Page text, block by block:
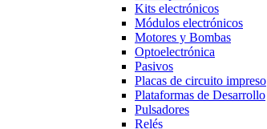
Kits electrónicos
Módulos electrónicos
Motores y Bombas
Optoelectrónica
Pasivos
Placas de circuito impreso
Plataformas de Desarrollo
Pulsadores
Relés